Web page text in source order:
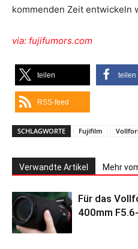
kommenden Zeit entwickeln
via: fujifumors.com
teilen teilen
RSS-feed
SCHLAGWORTE Fujifilm
Verwandte Artikel Mehr
Für das
400mm